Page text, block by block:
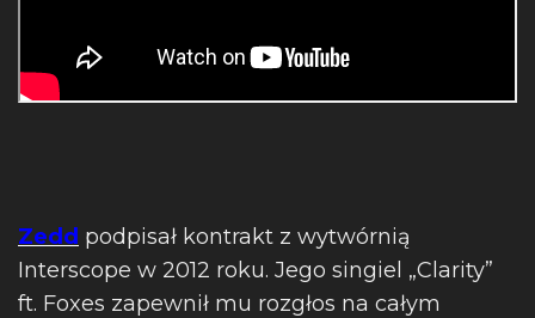
Zedd podpisał kontrakt z wytwórnią
Interscope w 2012 roku. Jego singiel „Clarity”
ft. Foxes zapewnił mu rozgłos na całym